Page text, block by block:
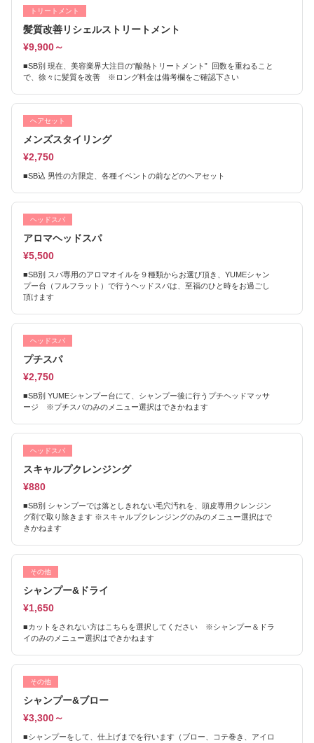
トリートメント
髪質改善リシェルストリートメント
¥9,900～
■SB別 現在、美容業界大注目の“酸熱トリートメント” 回数を重ねること
で、徐々に髪質を改善 ※ロング料金は備考欄をご確認下さい
ヘアセット
メンズスタイリング
¥2,750
■SB込 男性の方限定、各種イベントの前などのヘアセット
ヘッドスパ
アロマヘッドスパ
¥5,500
■SB別 スパ専用のアロマオイルを９種類からお選び頂き、YUMEシャン
プー台（フルフラット）で行うヘッドスパは、至福のひと時をお過ごし
頂けます
ヘッドスパ
プチスパ
¥2,750
■SB別 YUMEシャンプー台にて、シャンプー後に行うプチヘッドマッサ
ージ ※プチスパのみのメニュー選択はできかねます
ヘッドスパ
スキャルプクレンジング
¥880
■SB別 シャンプーでは落としきれない毛穴汚れを、頭皮専用クレンジン
グ剤で取り除きます ※スキャルプクレンジングのみのメニュー選択はで
きかねます
その他
シャンプー&ドライ
¥1,650
■カットをされない方はこちらを選択してください ※シャンプー＆ドラ
イのみのメニュー選択はできかねます
その他
シャンプー&ブロー
¥3,300～
■シャンプーをして、仕上げまでを行います（ブロー、コテ巻き、アイロ